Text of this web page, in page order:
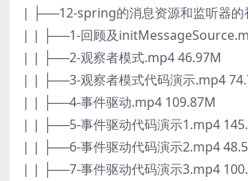
| ├──12-spring的消息资源和监听器的
| | ├──1-回顾及
| | ├──2-观察者模式.mp4 46.97M
| | ├──3-观察者模式代码演示.mp4
| | ├──4-事件驱动.mp4 109.87M
| | ├──5-事件驱动代码演示1.mp4
| | ├──6-事件驱动代码演示2.mp4
| | ├──7-事件驱动代码演示3.mp4